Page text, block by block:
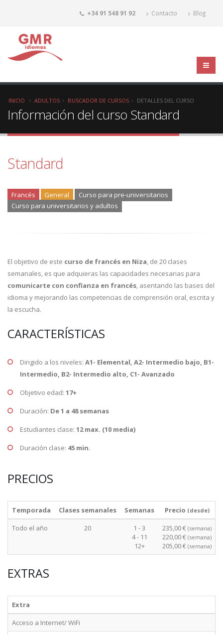
+34 91 548 91 92 Contacto Blog
INICIO ADULTOS BUSCADOR DE CURSOS DETALLES DEL CURSO
Información del curso Standard
Standard
Francés General
Curso para pre-universitarios
Curso para universitarios y adultos
El objetivo de este curso de francés en Niza, de 20 clases
semanales, es que adquieras las capacidades necesarias para
comunicarte con confianza en francés, asentando las bases del
idioma y mejorando las competencias de comprensión oral, escrita y
la escucha.
CARACTERÍSTICAS
Dirigido a los niveles: A1- Elemental, A2- Intermedio bajo, B1-
Intermedio, B2- Intermedio alto, C1- Avanzado
Objetivo edad: 17+
Duración: De 1 a 48 semanas
Estudiantes clase: 12 max. (10 media)
Duración clase: 45 min.
PRECIOS
Temporada Clases semanales Semanas Precio (desde)
Todo el año 20
1 - 3
4 - 11
12+
235,00 € (semana)
220,00 € (semana)
205,00 € (semana)
EXTRAS
Extra
Acceso a Internet/ WiFi